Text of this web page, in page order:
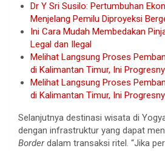
Dr Y Sri Susilo: Pertumbuhan
Menjelang Pemilu Diproyeksi
Ini Cara Mudah Membedakan
Legal dan Ilegal
Melihat Langsung Proses
di Kalimantan Timur, Ini
Melihat Langsung Proses
di Kalimantan Timur, Ini
Selanjutnya destinasi wisata di
dengan infrastruktur yang dapat
Borderdalam transaksi ritel. “Jika